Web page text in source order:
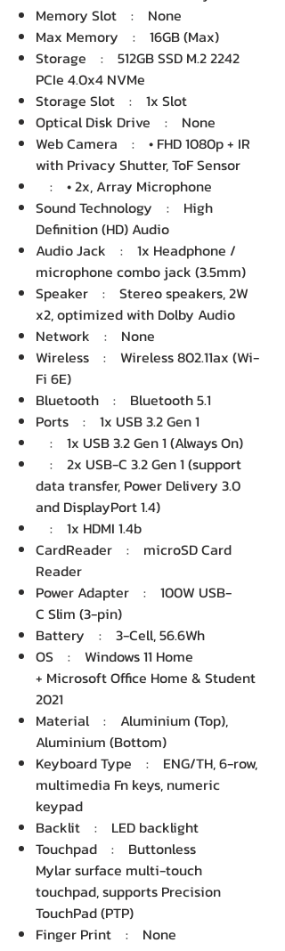
Memory Slot : None
Max Memory : 16GB (Max)
Storage : 512GB SSD M.2 2242
PCIe 4.0x4 NVMe
Storage Slot : 1x Slot
Optical Disk Drive : None
Web Camera : • FHD 1080p + IR
with Privacy Shutter, ToF Sensor
: • 2x, Array Microphone
Sound Technology : High
Definition (HD) Audio
Audio Jack : 1x Headphone /
microphone combo jack (3.5mm)
Speaker : Stereo speakers, 2W
x2, optimized with Dolby Audio
Network : None
Wireless : Wireless 802.11ax (Wi-
Fi 6E)
Bluetooth : Bluetooth 5.1
Ports : 1x USB 3.2 Gen 1
: 1x USB 3.2 Gen 1 (Always On)
: 2x USB-C 3.2 Gen 1 (support
data transfer, Power Delivery 3.0
and DisplayPort 1.4)
: 1x HDMI 1.4b
CardReader : microSD Card
Reader
Power Adapter : 100W USB-
C Slim (3-pin)
Battery : 3-Cell, 56.6Wh
OS : Windows 11 Home
+ Microsoft Office Home & Student
2021
Material : Aluminium (Top),
Aluminium (Bottom)
Keyboard Type : ENG/TH, 6-row,
multimedia Fn keys, numeric
keypad
Backlit : LED backlight
Touchpad : Buttonless
Mylar surface multi-touch
touchpad, supports Precision
TouchPad (PTP)
Finger Print : None